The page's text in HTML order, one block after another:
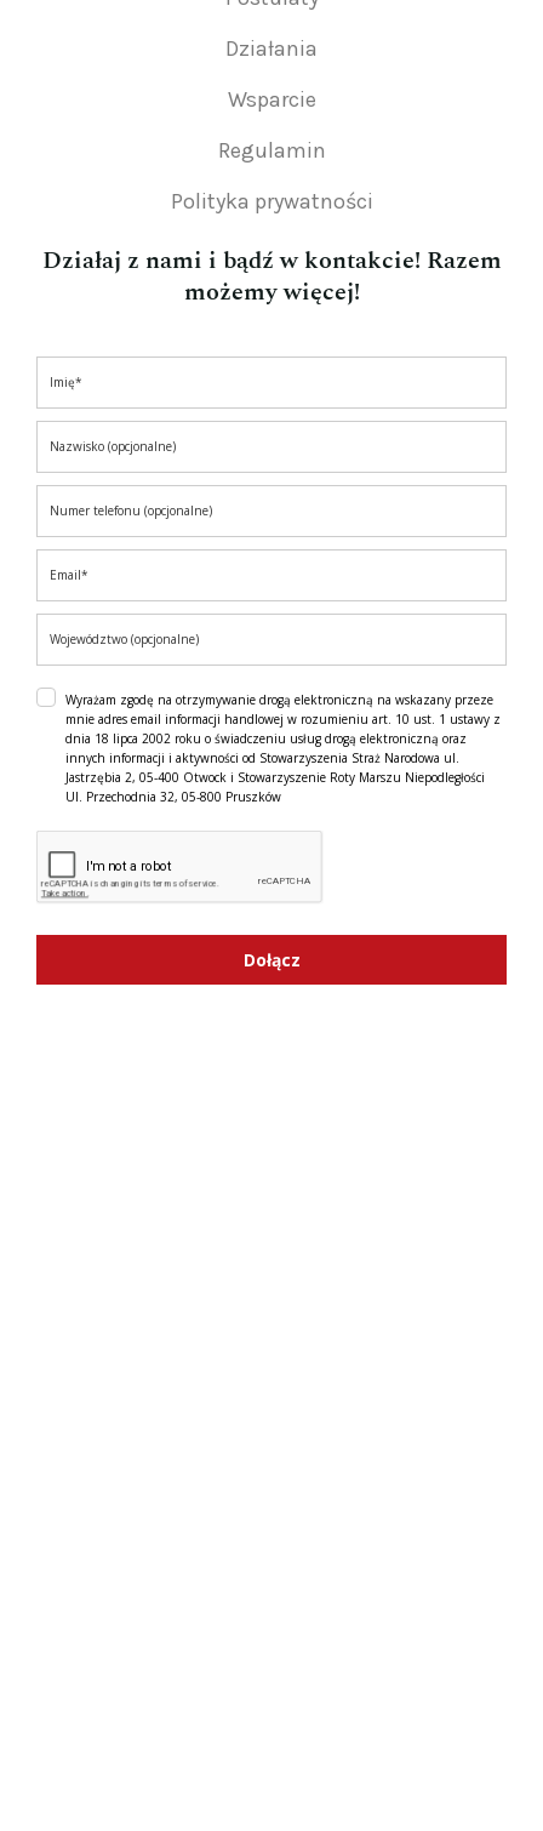
Działania
Wsparcie
Regulamin
Polityka prywatności
Działaj z nami i bądź w kontakcie! Razem
możemy więcej!
Wyrażam zgodę na otrzymywanie drogą elektroniczną na wskazany przeze
mnie adres email informacji handlowej w rozumieniu art. 10 ust. 1 ustawy z
dnia 18 lipca 2002 roku o świadczeniu usług drogą elektroniczną oraz
innych informacji i aktywności od Stowarzyszenia Straż Narodowa ul.
Jastrzębia 2, 05-400 Otwock i Stowarzyszenie Roty Marszu Niepodległości
Ul. Przechodnia 32, 05-800 Pruszków
Dołącz